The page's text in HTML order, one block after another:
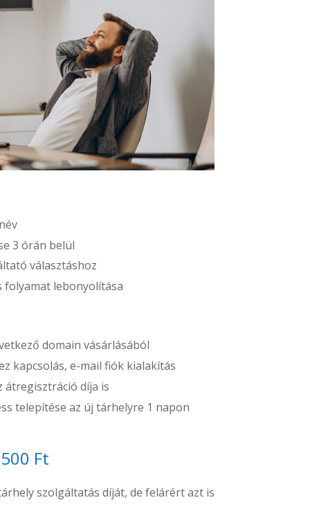
3 órán belül
választáshoz
folyamat lebonyolítása
domain vásárlásából
kapcsolás, e-mail fiók kialakítás
átregisztráció díja is
telepítése az új tárhelyre 1 napon
Ft
szolgáltatás díját, de felárért azt is